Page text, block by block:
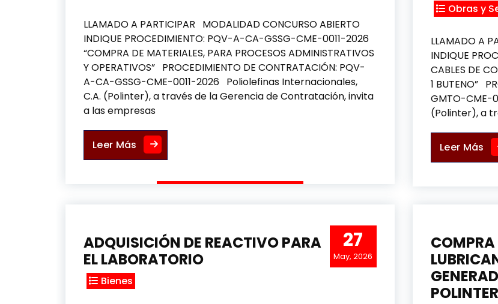
LLAMADO A PARTICIPAR MODALIDAD CONCURSO ABIERTO
INDIQUE PROCEDIMIENTO: PQV-A-CA-GSSG-CME-0011-2026
“COMPRA DE MATERIALES, PARA PROCESOS ADMINISTRATIVOS
Y OPERATIVOS” PROCEDIMIENTO DE CONTRATACIÓN: PQV-
A-CA-GSSG-CME-0011-2026 Poliolefinas Internacionales,
C.A. (Polinter), a través de la Gerencia de Contratación, invita
a las empresas
Leer Más COMPRA DE MATERIALES, PARA PROCESOS ADMINISTRATIVOS Y
Obras y
LLAMADO A
INDIQUE
CABLES DE
1 BUTENO”
GMTO-CME-
(Polinter), a
Leer Más
27
May, 2026
ADQUISICIÓN DE REACTIVO PARA
EL LABORATORIO
Bienes
COMPRA
POLINTER